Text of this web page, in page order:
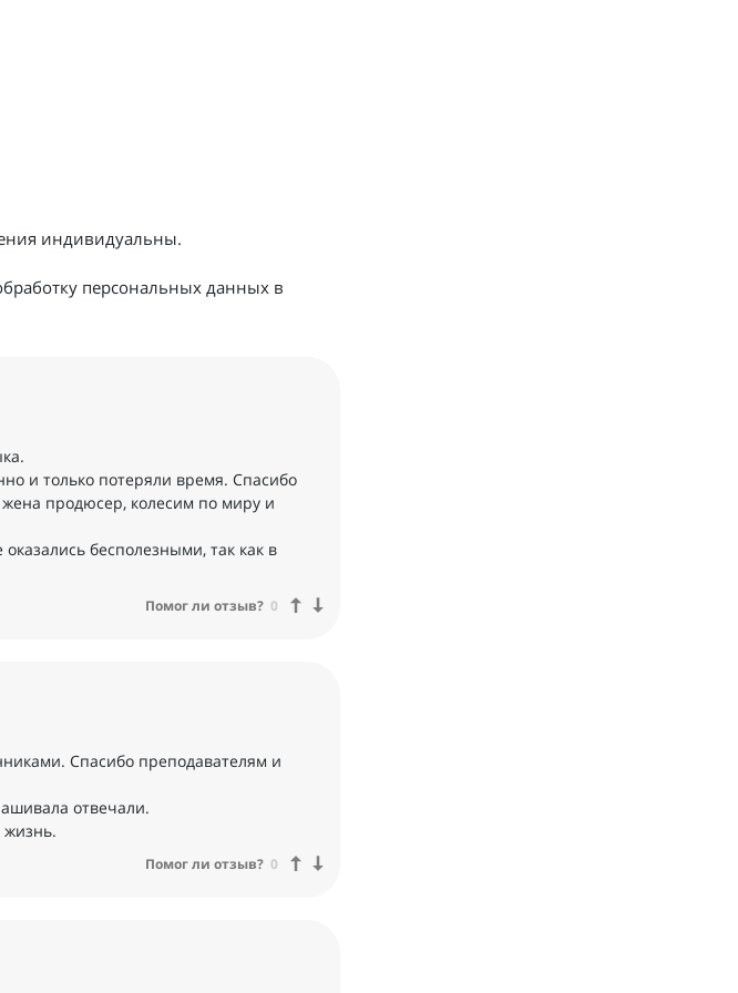
индивидуальны.
персональных данных в
и только потеряли время. Спасибо
жена продюсер, колесим по миру и
бесполезными, так как в
Помог ли отзыв? 0
Спасибо преподавателям и
отвечали.
жизнь.
Помог ли отзыв? 0